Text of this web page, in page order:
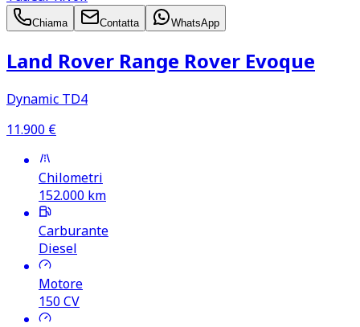
Chiama Contatta WhatsApp
Land Rover Range Rover Evoque
Dynamic TD4
11.900 €
Chilometri
152.000 km
Carburante
Diesel
Motore
150CV